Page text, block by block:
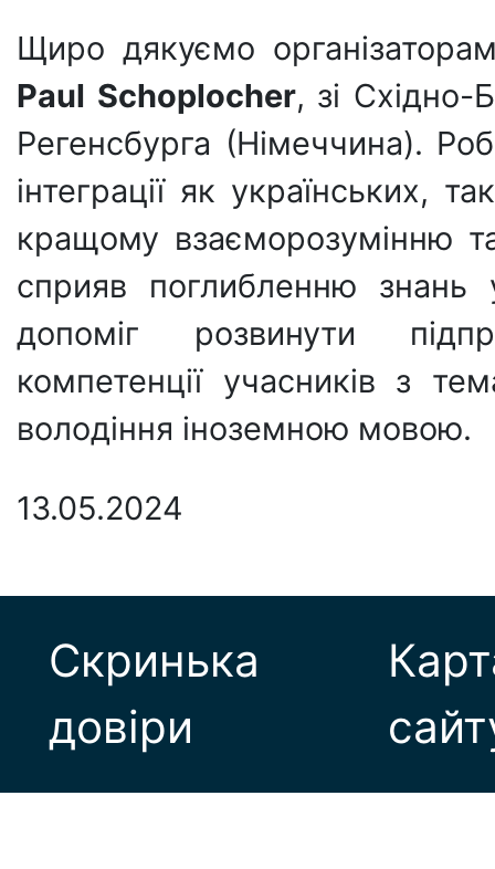
Щиро дякуємо
Paul Schoplocher, зі Східно-
Регенсбурга (Німеччина).
інтеграції як українських,
кращому взаєморозумінню
сприяв поглибленню знань
допоміг розвинути
компетенції учасників з
володіння іноземною мовою.
13.05.2024
Скринька
довіри